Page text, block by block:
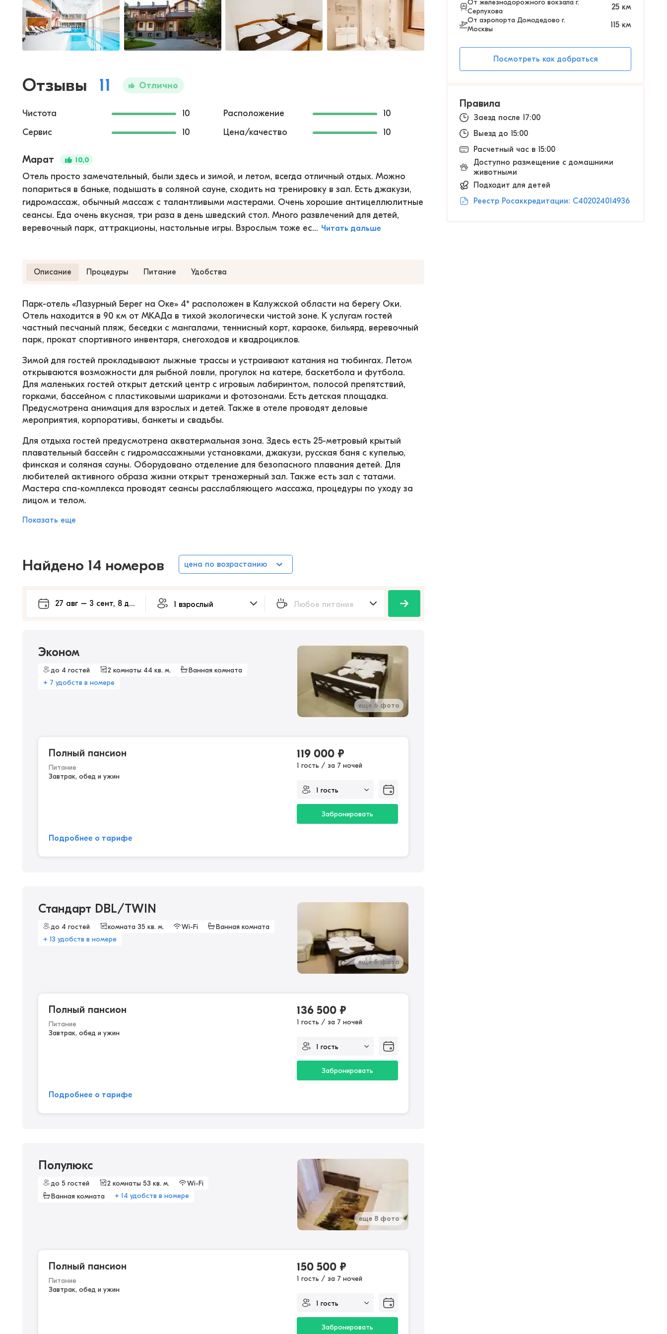
Отзывы 11 Отлично
Чистота 10 Расположение
10
Сервис
10 Цена/качество 10
Марат 10,0
Отель просто замечательный, были здесь и зимой, и летом, всегда отличный отдых. Можно
попариться в баньке, подышать в соляной сауне, сходить на тренировку в зал. Есть джакузи,
гидромассаж, обычный массаж с талантливыми мастерами. Очень хорошие антицеллюлитные
сеансы. Еда очень вкусная, три раза в день шведский стол. Много развлечений для детей,
веревочный парк, аттракционы, настольные игры. Взрослым тоже ес... Читать дальше
Описание Процедуры Питание Удобства
Парк-отель «Лазурный Берег на Оке» 4* расположен в Калужской области на берегу Оки.
Отель находится в 90 км от МКАДа в тихой экологически чистой зоне. К услугам гостей
частный песчаный пляж, беседки с мангалами, теннисный корт, караоке, бильярд, веревочный
парк, прокат спортивного инвентаря, снегоходов и квадроциклов.
Зимой для гостей прокладывают лыжные трассы и устраивают катания на тюбингах. Летом
открываются возможности для рыбной ловли, прогулок на катере, баскетбола и футбола.
Для маленьких гостей открыт детский центр с игровым лабиринтом, полосой препятствий,
горками, бассейном с пластиковыми шариками и фотозонами. Есть детская площадка.
Предусмотрена анимация для взрослых и детей. Также в отеле проводят деловые
мероприятия, корпоративы, банкеты и свадьбы.
Для отдыха гостей предусмотрена акватермальная зона. Здесь есть 25-метровый крытый
плавательный бассейн с гидромассажными установками, джакузи, русская баня с купелью,
финская и соляная сауны. Оборудовано отделение для безопасного плавания детей. Для
любителей активного образа жизни открыт тренажерный зал. Также есть зал с татами.
Мастера спа-комплекса проводят сеансы расслабляющего массажа, процедуры по уходу за
лицом и телом.
Показать еще
Найдено 14 номеров цена по возрастанию
Эконом
до 4 гостей 2 комнаты 44 кв. м.
Ванная комната
+ 7 удобств в номере
еще 6 фото
Полный пансион
Питание
Завтрак, обед и ужин
119 000 ₽
1 гость / за 7 ночей
Забронировать
Подробнее о тарифе
Стандарт DBL/TWIN
до 4 гостей комната 35 кв. м. Wi-Fi
Ванная комната
+ 13 удобств в номере
еще 6 фото
Полный пансион
Питание
Завтрак, обед и ужин
136 500 ₽
1 гость / за 7 ночей
Забронировать
Подробнее о тарифе
Полулюкс
до 5 гостей 2 комнаты 53 кв. м.
Wi-Fi
Ванная комната
+ 14 удобств в номере
еще 8 фото
Полный пансион
Питание
Завтрак, обед и ужин
150 500 ₽
1 гость / за 7 ночей
Забронировать
От железнодорожного вокзала г.
Серпухова
25 км
От аэропорта Домодедово г.
Москвы
115 км
Посмотреть как добраться
Правила
Заезд после 17:00
Выезд до 15:00
Расчетный час в 15:00
Доступно размещение с домашними
животными
Подходит для детей
Реестр Росаккредитации: С402024014936